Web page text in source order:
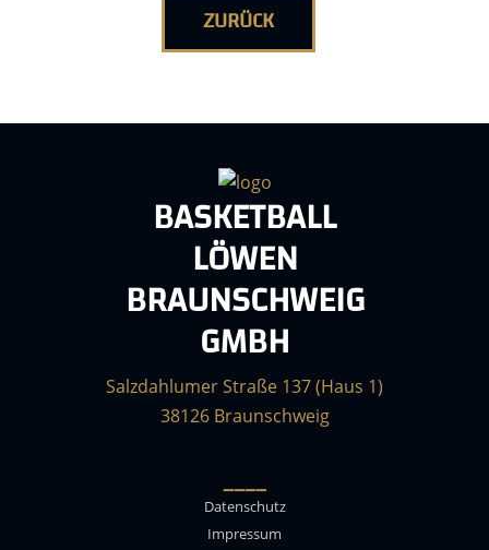
ZURÜCK
BASKETBALL
LÖWEN
BRAUNSCHWEIG
GMBH
Salzdahlumer Straße 137 (Haus 1)
38126 Braunschweig
____
Datenschutz
Impressum